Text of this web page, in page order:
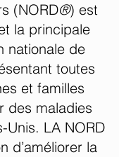
(NORD®) est
la principale
nationale de
toutes
et familles
des maladies
Unis. LA NORD
d’améliorer la